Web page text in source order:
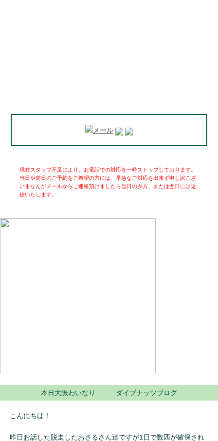
現在スタッフ不足により、お電話での対応を一時ストップしております。
当日や前日のご予約をご希望の方には、早急なご対応を出来ず申し訳ござ
いませんがメールからご連絡頂けましたら当日の夕方、または翌日には返
信いたします。
本日大賑わいなり ダイブナッツブログ
こんにちは！
昨日お話した脱走したおさるさん達ですが1日で数匹が確保され